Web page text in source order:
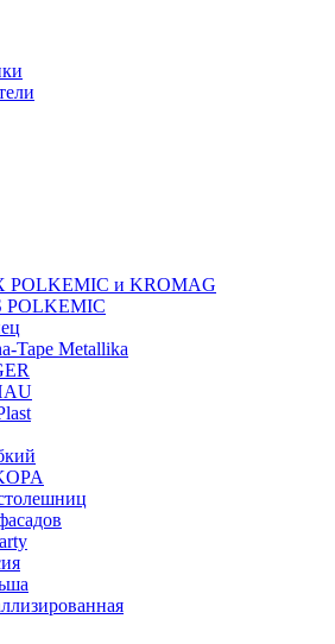
POLKEMIC и KROMAG
POLKEMIС
Tape Metallika